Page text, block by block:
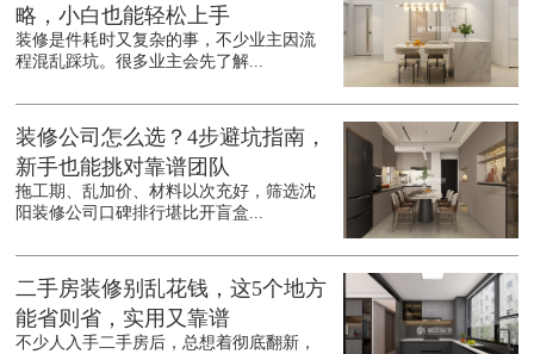
略，小白也能轻松上手
装修是件耗时又复杂的事，不少业主因流
程混乱踩坑。很多业主会先了解...
装修公司怎么选？4步避坑指南，
新手也能挑对靠谱团队
拖工期、乱加价、材料以次充好，筛选沈
阳装修公司口碑排行堪比开盲盒...
二手房装修别乱花钱，这5个地方
能省则省，实用又靠谱
不少人入手二手房后，总想着彻底翻新，